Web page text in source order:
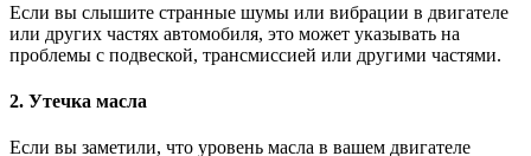
Если вы слышите странные шумы или вибрации в двигателе
или других частях автомобиля, это может указывать на
проблемы с подвеской, трансмиссией или другими частями.
2. Утечка масла
Если вы заметили, что уровень масла в вашем двигателе